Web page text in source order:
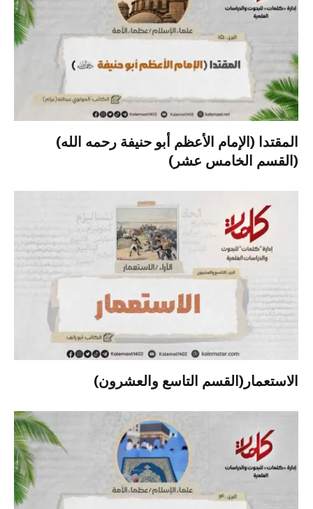
المقتدا (الإمام الأعظم أبو حنيفة رحمه الله)
(القسم الخامس عشر)
الاستعمار(القسم التاسع والعشرون)